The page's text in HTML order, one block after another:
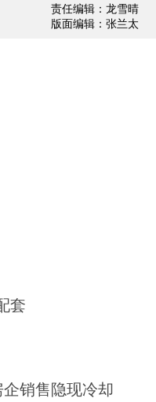
责任编辑：龙雪晴
版面编辑：张兰太
套
销售隐现冷却